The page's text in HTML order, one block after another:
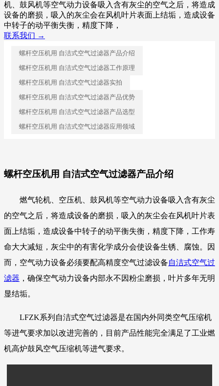
机、鼓风机等空气动力设备吸入含有灰尘的空气之后，将造成
设备的磨损，吸入的灰尘会在风机叶片表面上结垢，造成设备
中转子的动平衡失衡，精度下降，
联系我们 →
螺杆空压机用 自洁式空气过滤器产品介绍
螺杆空压机用 自洁式空气过滤器工作原理
螺杆空压机用 自洁式空气过滤器实拍
螺杆空压机用 自洁式空气过滤器产品优势
螺杆空压机用 自洁式空气过滤器产品选型
螺杆空压机用 自洁式空气过滤器应用领域
螺杆空压机用 自洁式空气过滤器产品介绍
燃气轮机、空压机、鼓风机等空气动力设备吸入含有灰尘
的空气之后，将造成设备的磨损，吸入的灰尘会在风机叶片表
面上结垢，造成设备中转子的动平衡失衡，精度下降，工作寿
命大大减短，灰尘中的有害化学成分会使设备生锈、腐蚀。因
而，空气动力设备必须要配高精度空气过滤设备自洁式空气过
滤器 ，确保空气动力设备内部永不因粉尘磨损，叶片多年无明
显结垢。
LFZK系列自洁式空气过滤器是在国内外同类空气压缩机
等进气要求加以改进完善的，目前产品性能完全满足了工业燃
机高炉鼓风空气压缩机等进气要求。